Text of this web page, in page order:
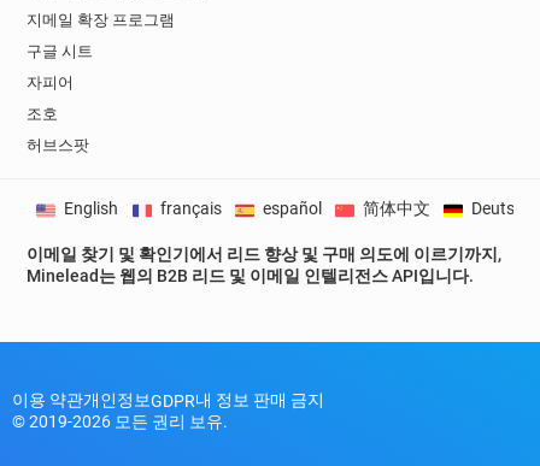
지메일 확장 프로그램
구글 시트
자피어
조호
허브스팟
이메일 찾기 및 확인기에서 리드 향상 및 구매 의도에 이르기까지,
Minelead는 웹의 B2B 리드 및 이메일 인텔리전스 API입니다.
English français español 简体中文 Deutsch
이용 약관개인정보GDPR내 정보 판매 금지
© 2019-2026 모든 권리 보유.